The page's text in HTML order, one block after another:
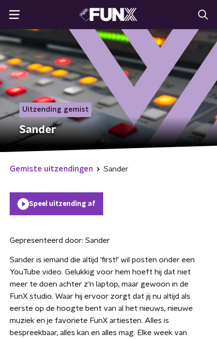
Uitzending gemist
Sander
Gemiste uitzendingen Sander
Speel uitzending af
Gepresenteerd door: Sander
Sander is iemand die altijd ‘first!’ wil posten onder een
YouTube video. Gelukkig voor hem hoeft hij dat niet
meer te doen achter z’n laptop, maar gewoon in de
FunX studio. Waar hij ervoor zorgt dat jij nu altijd als
eerste op de hoogte bent van al het nieuws, nieuwe
muziek en je favoriete FunX artiesten. Alles is
bespreekbaar, alles kan en alles mag. Elke week van